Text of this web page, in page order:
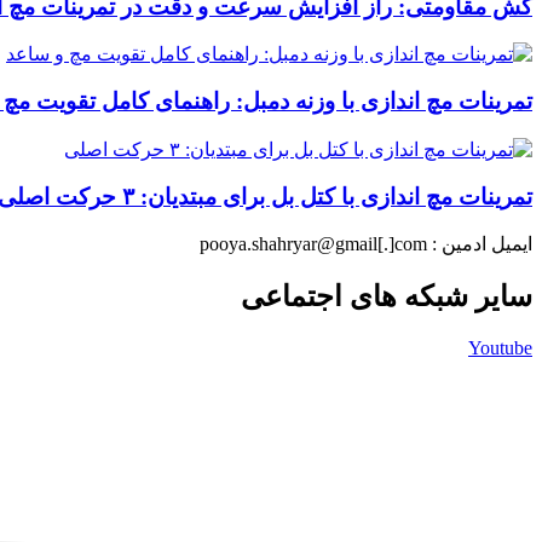
کش مقاومتی: راز افزایش سرعت و دقت در تمرینات مچ
تمرینات مچ اندازی با وزنه دمبل: راهنمای کامل تقویت
تمرینات مچ اندازی با کتل بل برای مبتدیان: ۳ حرکت اصلی
ایمیل ادمین : pooya.shahryar@gmail[.]com
سایر شبکه های اجتماعی
Youtube